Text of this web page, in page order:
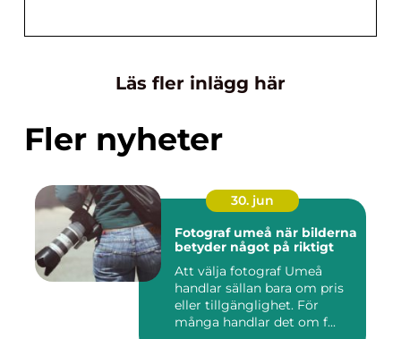
Läs fler inlägg här
Fler nyheter
30. jun
Fotograf umeå när bilderna
betyder något på riktigt
Att välja fotograf Umeå
handlar sällan bara om pris
eller tillgänglighet. För
många handlar det om f...